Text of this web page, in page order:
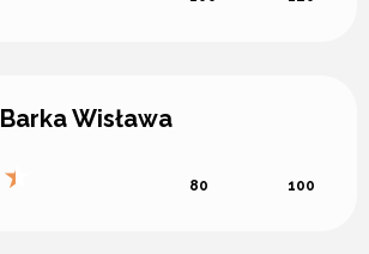
Barka Wisława
80 100